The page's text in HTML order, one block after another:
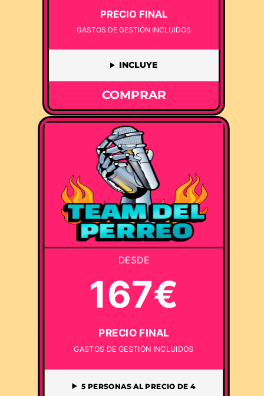
PRECIO FINAL
GASTOS DE GESTIÓN INCLUIDOS
INCLUYE
COMPRAR
DESDE
167€
PRECIO FINAL
GASTOS DE GESTIÓN INCLUIDOS
5 PERSONAS AL PRECIO DE 4